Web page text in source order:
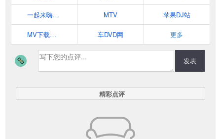
一起来嗨高清MV网 MTV 苹果DJ站
MV下载网(www.83mv.com) 车DVD网 更多
发表
精彩点评